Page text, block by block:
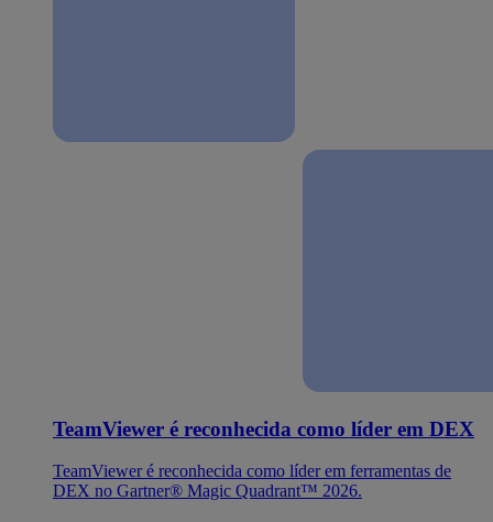
TeamViewer é reconhecida como líder em DEX
TeamViewer é reconhecida como líder em ferramentas de
DEX no Gartner® Magic Quadrant™ 2026.